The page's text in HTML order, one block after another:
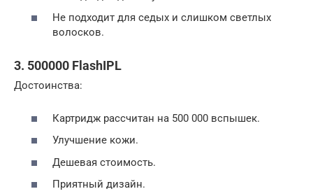
Не подходит для седых и слишком светлых
волосков.
3. 500000 FlashIPL
Достоинства:
Картридж рассчитан на 500 000 вспышек.
Улучшение кожи.
Дешевая стоимость.
Приятный дизайн.